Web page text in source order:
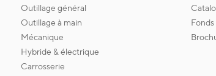
outillage général
outillage à main
mécanique
hybride & électrique
carrosserie